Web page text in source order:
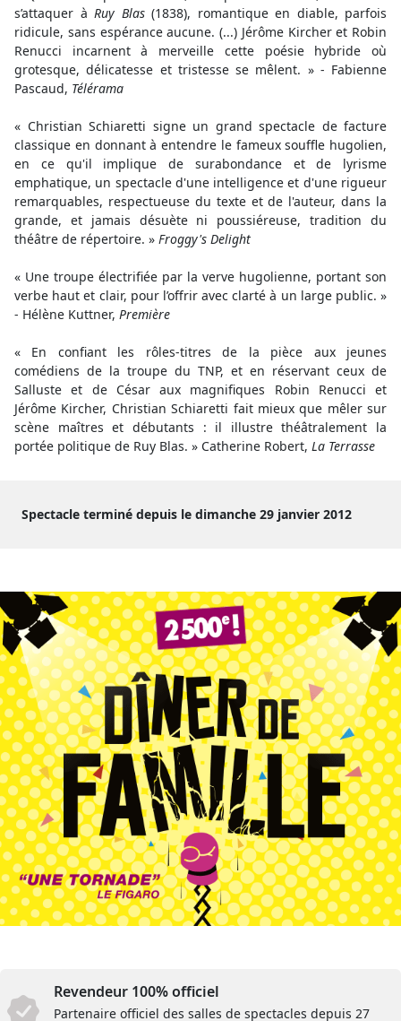
s’attaquer à Ruy Blas(1838), romantique en diable, parfois
ridicule, sans espérance aucune. (...) Jérôme Kircher et Robin
Renucci incarnent à merveille cette poésie hybride où
grotesque, délicatesse et tristesse se mêlent. » - Fabienne
Pascaud, Télérama
« Christian Schiaretti signe un grand spectacle de facture
classique en donnant à entendre le fameux souffle hugolien,
en ce qu'il implique de surabondance et de lyrisme
emphatique, un spectacle d'une intelligence et d'une rigueur
remarquables, respectueuse du texte et de l'auteur, dans la
grande, et jamais désuète ni poussiéreuse, tradition du
théâtre de répertoire. » Froggy's Delight
« Une troupe électrifiée par la verve hugolienne, portant son
verbe haut et clair, pour l’offrir avec clarté à un large public. »
- Hélène Kuttner, Première
« En confiant les rôles-titres de la pièce aux jeunes
comédiens de la troupe du TNP, et en réservant ceux de
Salluste et de César aux magnifiques Robin Renucci et
Jérôme Kircher, Christian Schiaretti fait mieux que mêler sur
scène maîtres et débutants : il illustre théâtralement la
portée politique de Ruy Blas. » Catherine Robert, La Terrasse
Spectacle terminé depuis le dimanche 29 janvier 2012
Revendeur 100% officiel
Partenaire officiel des salles de spectacles depuis 27